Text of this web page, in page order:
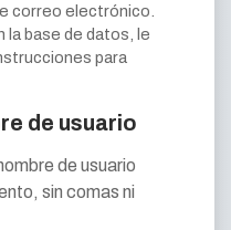
correo electrónico.
la base de datos, le
para
de usuario
de usuario
sin comas ni